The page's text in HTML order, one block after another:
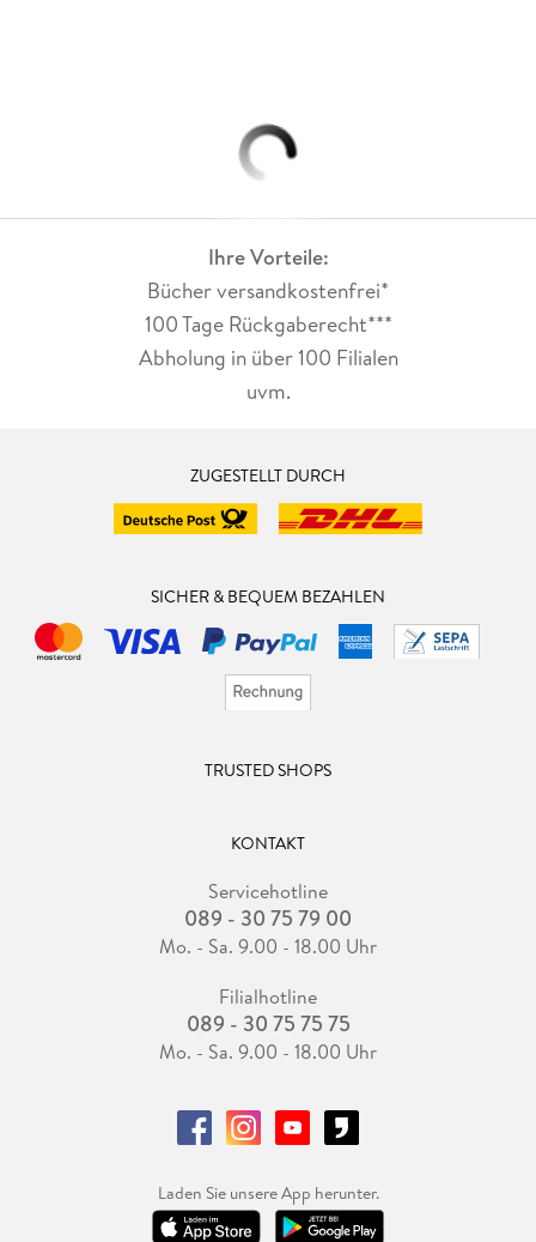
Ihre Vorteile:
Bücher versandkostenfrei*
100 Tage Rückgaberecht***
Abholung in über 100 Filialen
uvm.
ZUGESTELLT DURCH
SICHER & BEQUEM BEZAHLEN
TRUSTED SHOPS
KONTAKT
Servicehotline
089 - 30 75 79 00
Mo. - Sa. 9.00 - 18.00 Uhr
Filialhotline
089 - 30 75 75 75
Mo. - Sa. 9.00 - 18.00 Uhr
Laden Sie unsere App herunter.